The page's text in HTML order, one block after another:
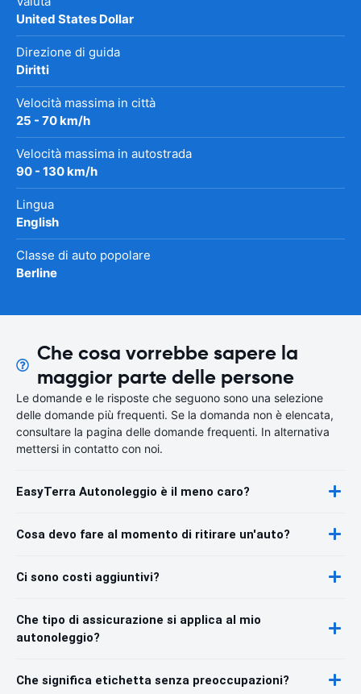
United States Dollar
Direzione di guida
Diritti
Velocità massima in città
25 - 70 km/h
Velocità massima in autostrada
90 - 130 km/h
Lingua
English
Classe di auto popolare
Berline
Che cosa vorrebbe sapere la
maggior parte delle persone
Le domande e le risposte che seguono sono una selezione
delle domande più frequenti. Se la domanda non è elencata,
consultare la pagina delle domande frequenti. In alternativa
mettersi in contatto con noi.
EasyTerra Autonoleggio è il meno caro?
Cosa devo fare al momento di ritirare un'auto?
Ci sono costi aggiuntivi?
Che tipo di assicurazione si applica al mio
autonoleggio?
Che significa etichetta senza preoccupazioni?